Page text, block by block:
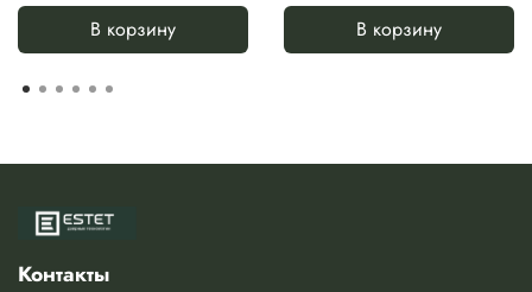
В корзину В корзину
Контакты